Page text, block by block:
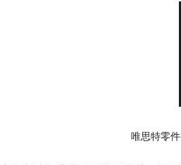
唯思特零